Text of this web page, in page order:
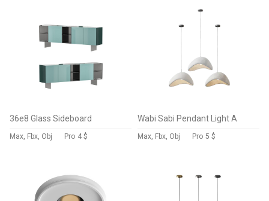
36e8 Glass Sideboard
Max, Fbx, Obj Pro 4 $
Wabi Sabi Pendant Light A
Max, Fbx, Obj Pro 5 $